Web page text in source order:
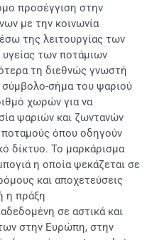
προσέγγιση στην
με την κοινωνία
της λειτουργίας των
των ποτάμιων
τη διεθνώς γνωστή
σύμβολο-σήμα του ψαριού
χωρών για να
ψαριών και ζωντανών
όπου οδηγούν
δίκτυο. Το μαρκάρισμα
η οποία ψεκάζεται σε
και αποχετεύσεις
η πράξη
σε αστικά και
στην Ευρώπη, στην